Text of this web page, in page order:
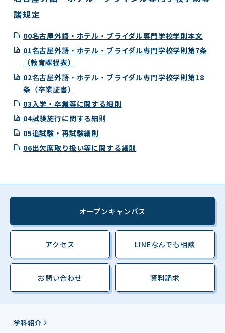
諸規定
00名古屋外語・ホテル・ブライダル専門学校学則本文
01名古屋外語・ホテル・ブライダル専門学校学則第7条
（教育課程表）
02名古屋外語・ホテル・ブライダル専門学校学則第18
条（卒業証書）
03入学・卒業等に関する細則
04試験施行に関する細則
05追試験・再試験細則
06出欠席取り扱い等に関する細則
オープンキャンパス
アクセス LINEなんでも相談
お問い合わせ 資料請求
学科紹介